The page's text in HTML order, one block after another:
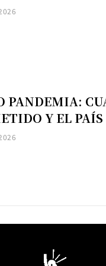
PANDEMIA:
Y EL